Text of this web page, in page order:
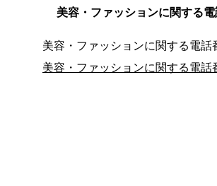
美容・ファッションに関する
美容・ファッションに関する電話
美容・ファッションに関する電話